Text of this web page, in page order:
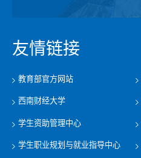
友情链接
教育部官方网站
西南财经大学
学生资助管理中心
学生职业规划与就业指导中心